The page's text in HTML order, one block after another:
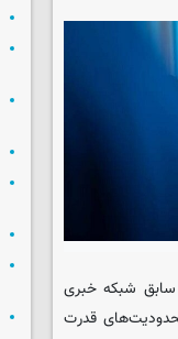
سابق شبکه خبری
قدرت